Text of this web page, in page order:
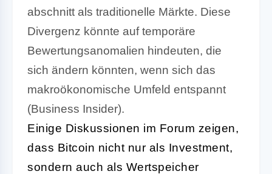
abschnitt als traditionelle Märkte. Diese
Divergenz könnte auf temporäre
Bewertungsanomalien hindeuten, die
sich ändern könnten, wenn sich das
makroökonomische Umfeld entspannt
(Business Insider).
Einige Diskussionen im Forum zeigen,
dass Bitcoin nicht nur als Investment,
sondern auch als Wertspeicher